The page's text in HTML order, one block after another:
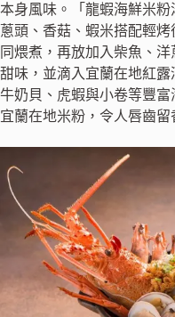
本身風味。「龍蝦海鮮米粉
蔥頭、香菇、蝦米搭配輕
同煨煮，再放加入柴魚、
甜味，並滴入宜蘭在地紅露
牛奶貝、虎蝦與小卷等豐
宜蘭在地米粉，令人唇齒留